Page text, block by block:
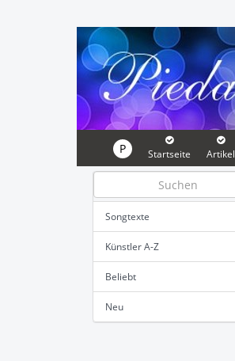
P Startseite Artikel
Songtexte
Künstler A-Z
Beliebt
Neu